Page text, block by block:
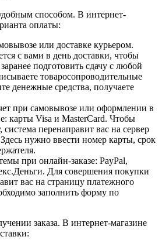
способом. В интернет-
оплаты:
или доставке курьером.
с вами в день доставки, чтобы
подготовить сдачу с любой
товаросопроводительные
денежные средства, получаете
при самовывозе или оформлении в
карты Visa и MasterCard. Чтобы
система перенаправит вас на сервер
нужно ввести номер карты, срок
при онлайн-заказе: PayPal,
Для совершения покупки
вас на страницу платежного
заполнить форму по
заказа. В интернет-магазине